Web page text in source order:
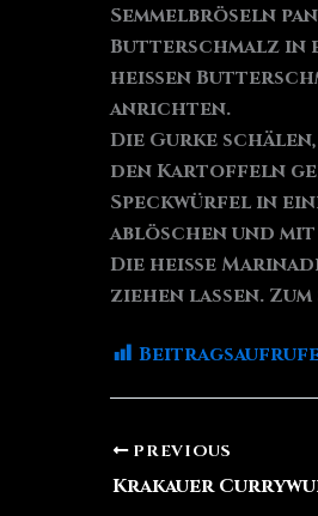
Semmelbröseln
Butterschmalz in
heißen
anrichten.
Die Gurke
den Kartoffeln
Speckwürfel in
ablöschen und mit
Die heiße
ziehen lassen.
PREVIOUS
Krakauer